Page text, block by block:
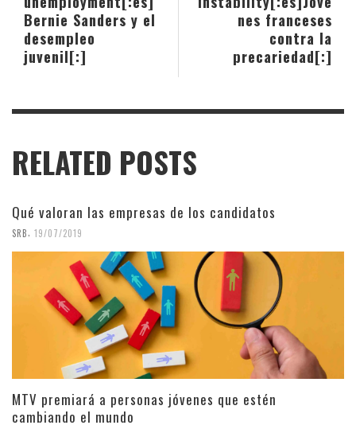
nes franceses
contra la
precariedad[:]
Bernie Sanders y el
desempleo
juvenil[:]
RELATED POSTS
Qué valoran las empresas de los candidatos
SRB 19/07/2019
MTV premiará a personas jóvenes que estén
cambiando el mundo